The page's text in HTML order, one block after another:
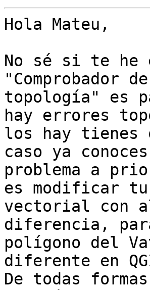
Hola Mateu,
No sé si te he
"Comprobador de
topología" es
hay errores
los hay tienes
caso ya
problema a
es modificar tu
vectorial con
diferencia,
polígono del
diferente en
De todas